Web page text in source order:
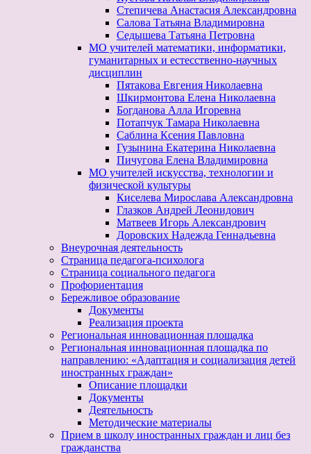
Степичева Анастасия Александровна
Салова Татьяна Владимировна
Седышева Татьяна Петровна
МО учителей математики, информатики,
гуманитарных и естесственно-научных
дисциплин
Пятакова Евгения Николаевна
Шкирмонтова Елена Николаевна
Богданова Алла Игоревна
Потапчук Тамара Николаевна
Саблина Ксения Павловна
Гузынина Екатерина Николаевна
Пичугова Елена Владимировна
МО учителей искусства, технологии и
физической культуры
Киселева Мирослава Александровна
Глазков Андрей Леонидович
Матвеев Игорь Александрович
Доровских Надежда Геннадьевна
Внеурочная деятельность
Страница педагога-психолога
Страница социального педагога
Профориентация
Бережливое образование
Документы
Реализация проекта
Региональная инновационная площадка
Региональная инновационная площадка по
направлению: «Адаптация и социализация детей
иностранных граждан»
Описание площадки
Документы
Деятельность
Методические материалы
Прием в школу иностранных граждан и лиц без
гражданства